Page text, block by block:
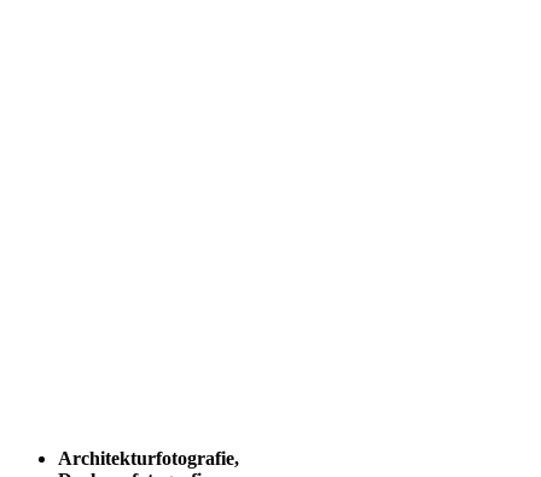
Architekturfotografie,